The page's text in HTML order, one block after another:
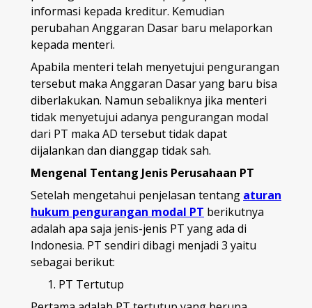
informasi kepada kreditur. Kemudian
perubahan Anggaran Dasar baru melaporkan
kepada menteri.
Apabila menteri telah menyetujui pengurangan
tersebut maka Anggaran Dasar yang baru bisa
diberlakukan. Namun sebaliknya jika menteri
tidak menyetujui adanya pengurangan modal
dari PT maka AD tersebut tidak dapat
dijalankan dan dianggap tidak sah.
Mengenal Tentang Jenis Perusahaan PT
Setelah mengetahui penjelasan tentang aturan
hukum pengurangan modal PT berikutnya
adalah apa saja jenis-jenis PT yang ada di
Indonesia. PT sendiri dibagi menjadi 3 yaitu
sebagai berikut:
PT Tertutup